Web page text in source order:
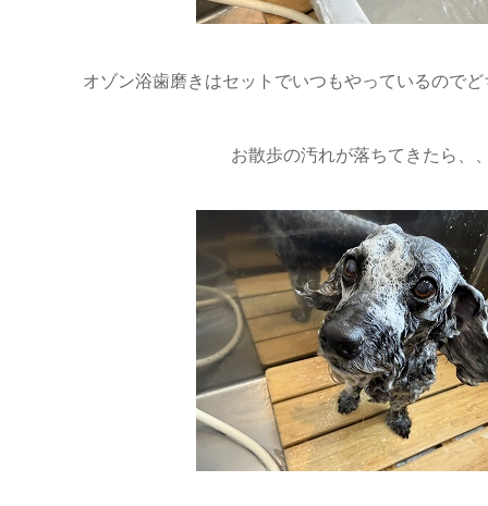
オゾン浴歯磨きはセットでいつもやっているので
お散歩の汚れが落ちてきたら、